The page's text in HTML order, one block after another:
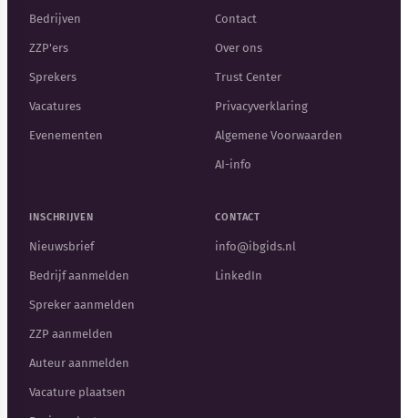
Bedrijven
ZZP'ers
Sprekers
Vacatures
Evenementen
Contact
Over ons
Trust Center
Privacyverklaring
Algemene Voorwaarden
AI-info
INSCHRIJVEN
Nieuwsbrief
Bedrijf aanmelden
Spreker aanmelden
ZZP aanmelden
Auteur aanmelden
Vacature plaatsen
CONTACT
info@ibgids.nl
LinkedIn